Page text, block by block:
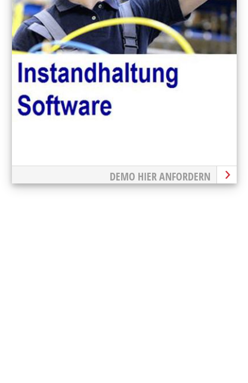
DEMO HIER ANFORDERN